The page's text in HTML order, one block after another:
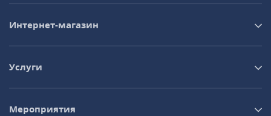
Интернет-магазин
Услуги
Мероприятия